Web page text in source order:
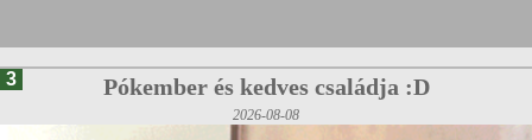
3 Pókember és kedves családja :D
2026-08-08